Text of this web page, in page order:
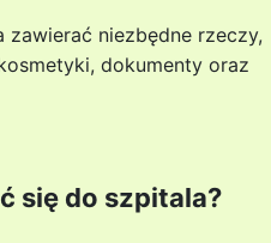
niezbędne rzeczy,
dokumenty oraz
się do szpitala?